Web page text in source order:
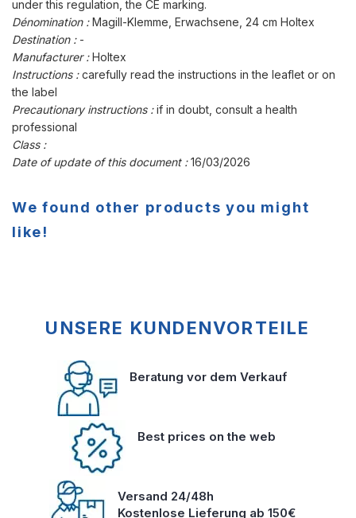
under this regulation, the CE marking.
Dénomination :Magill-Klemme, Erwachsene, 24 cm Holtex
Destination : -
Manufacturer :Holtex
Instructions :carefully read the instructions in the leaflet or on
the label
Precautionary instructions :if in doubt, consult a health
professional
Class :
Date of update of this document :16/03/2026
We found other products you might
like!
UNSERE KUNDENVORTEILE
Beratung vor dem Verkauf
Best prices on the web
Versand 24/48h
Kostenlose Lieferung ab 150€